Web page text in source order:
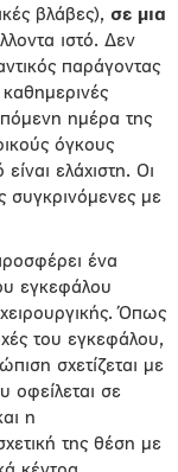
βλάβες), σε μια
ιστό. Δεν
παράγοντας
ημέρα της
όγκους
ελάχιστη. Οι
συγκρινόμενες με
ένα
εγκεφάλου
Όπως
του εγκεφάλου,
σχετίζεται με
οφείλεται σε
η
της θέση με